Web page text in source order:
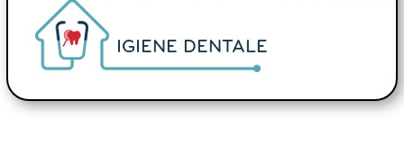
IGIENE DENTALE